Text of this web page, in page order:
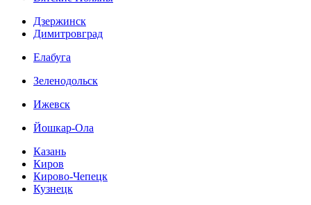
Дзержинск
Димитровград
Елабуга
Зеленодольск
Ижевск
Йошкар-Ола
Казань
Киров
Кирово-Чепецк
Кузнецк